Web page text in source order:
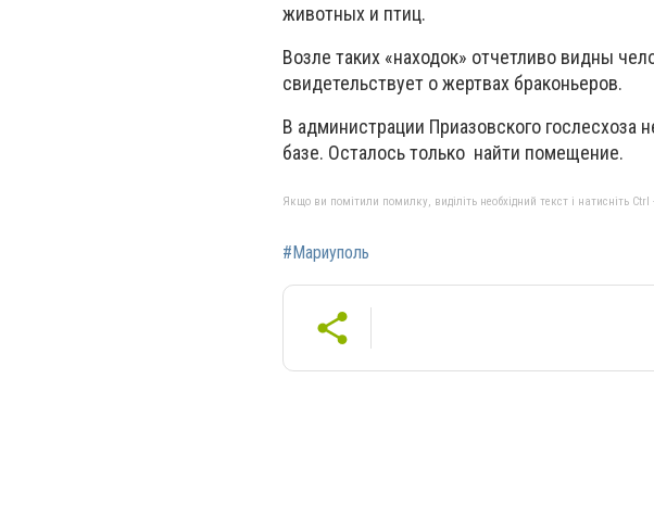
животных и птиц.
Возле таких «находок» отчетливо видны
свидетельствует о жертвах браконьеров.
В администрации Приазовского
базе. Осталось только найти помещение.
Якщо ви помітили помилку, виділіть необхідний текст і натисніть
#Мариуполь